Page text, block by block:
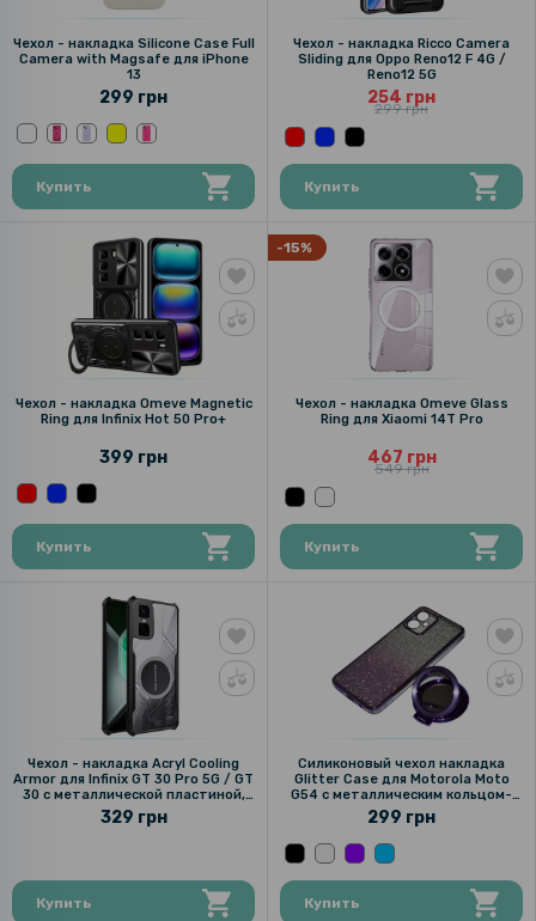
Чехол - накладка Silicone Case Full
Camera with Magsafe для iPhone
13
299 грн
Купить
Чехол - накладка Ricco Camera
Sliding для Oppo Reno12 F 4G /
Reno12 5G
254 грн
299 грн
Купить
Чехол - накладка Omeve Magnetic
Ring для Infinix Hot 50 Pro+
399 грн
Купить
-15%
Чехол - накладка Omeve Glass
Ring для Xiaomi 14T Pro
467 грн
549 грн
Купить
Чехол - накладка Acryl Cooling
Armor для Infinix GT 30 Pro 5G / GT
30 с металлической пластиной,
Black
329 грн
Купить
Силиконовый чехол накладка
Glitter Case для Motorola Moto
G54 с металлическим кольцом-
зеркалом в комплекте
299 грн
Купить